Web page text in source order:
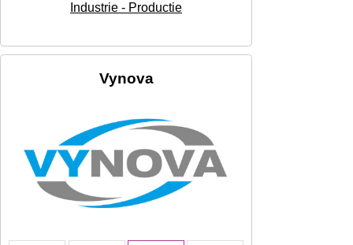
Industrie - Productie
Vynova